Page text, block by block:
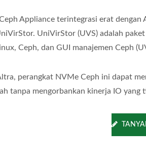
Appliance terintegrasi erat dengan
UniVirStor (UVS) adalah
Ceph, dan GUI manajemen Ceph
perangkat NVMe Ceph ini dapat
tanpa mengorbankan kinerja IO yang